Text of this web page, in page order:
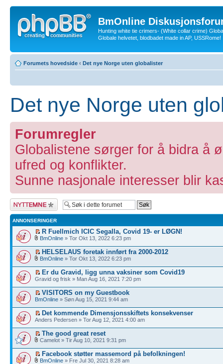
BmOnline
Hunting white tie crimers- (White collar crime)
Globale helvetet, blodbadet made in AP, USSRome!
Forumets hovedside ‹ Det nye Norge uten globalister
Det nye Norge uten
Forumregler
Globalistene sørger for å bidra å
ufred og konflikter.
Sunne nasjonale interesser blir
Legg inn et nytt
emne
ANNONSERINGER
R Fuellmich ICIC Segalla, Covid 19- er LØGN!
BmOnline » Tor Okt 13, 2022 6:23 pm
HELSELAUS foretak innført fra 2000-2012
BmOnline » Tor Okt 13, 2022 6:23 pm
Er du Gravid, ligg unna vaksiner som Covid19
Gravid og frisk » Man Aug 16, 2021 7:20 pm
VISITORS on my Guestbook
BmOnline » Søn Aug 15, 2021 9:44 am
Det kommende Dimensjonsskiftets konsekvenser
Anders Pedersen » Tor Aug 12, 2021 4:00 am
The good great reset
Camelot » Tir Aug 10, 2021 9:31 pm
Facebook støtter massemord på befolkningen!
BmOnline » Fre Jul 30, 2021 8:28 am